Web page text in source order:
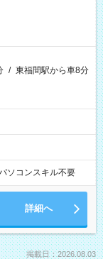
/ 東福間駅から車8分
ソコンスキル不要
詳細へ
掲載日：2026.08.03